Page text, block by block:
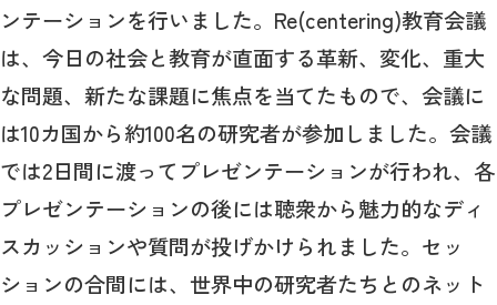
ンテーションを行いました。Re(centering)教育会議
は、今日の社会と教育が直面する革新、変化、重大
な問題、新たな課題に焦点を当てたもので、会議に
は10カ国から約100名の研究者が参加しました。会議
では2日間に渡ってプレゼンテーションが行われ、各
プレゼンテーションの後には聴衆から魅力的なディ
スカッションや質問が投げかけられました。セッ
ションの合間には、世界中の研究者たちとのネット